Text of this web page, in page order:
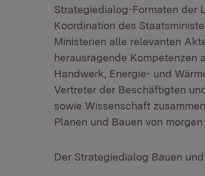
Strategiedialog-Formaten der
Koordination des
Ministerien alle relevanten
herausragende Kompetenzen
Handwerk, Energie- und
Vertreter der Beschäftigten
sowie Wissenschaft
Planen und Bauen von morgen
Der Strategiedialog Bauen